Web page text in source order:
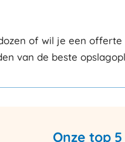
of wil je een
van de beste
Onze top